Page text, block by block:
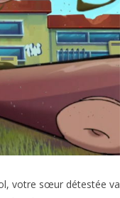
votre sœur détestée va